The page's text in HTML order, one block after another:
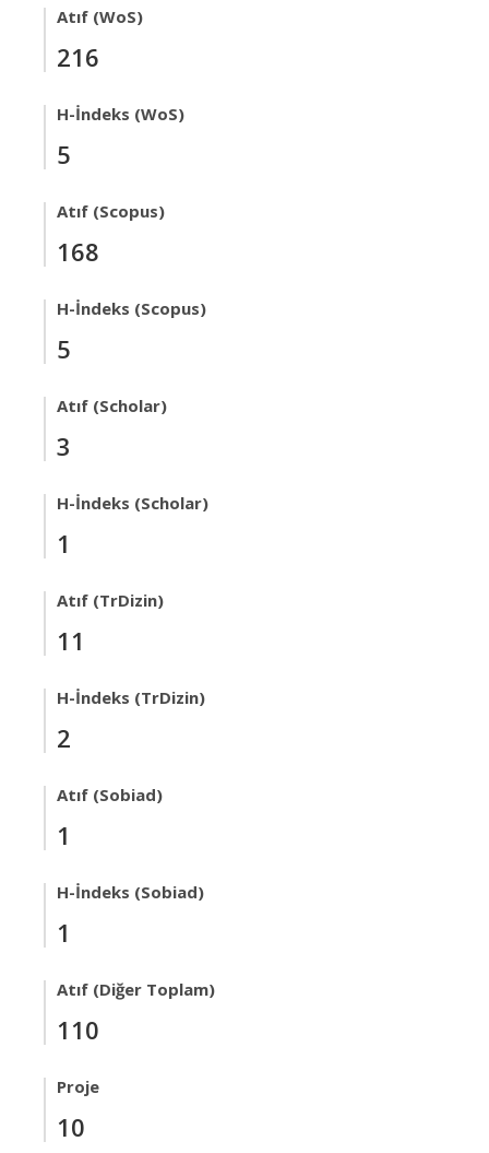
Atıf (WoS)
216
H-İndeks (WoS)
5
Atıf (Scopus)
168
H-İndeks (Scopus)
5
Atıf (Scholar)
3
H-İndeks (Scholar)
1
Atıf (TrDizin)
11
H-İndeks (TrDizin)
2
Atıf (Sobiad)
1
H-İndeks (Sobiad)
1
Atıf (Diğer Toplam)
110
Proje
10